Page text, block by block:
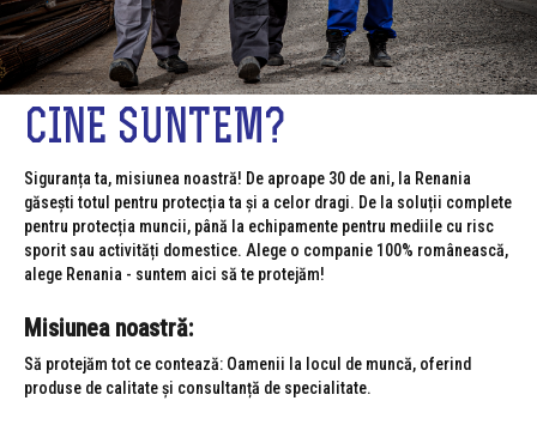
CINE SUNTEM?
Siguranța ta, misiunea noastră! De aproape 30 de ani, la Renania
găsești totul pentru protecția ta și a celor dragi. De la soluții complete
pentru protecția muncii, până la echipamente pentru mediile cu risc
sporit sau activități domestice. Alege o companie 100% românească,
alege Renania - suntem aici să te protejăm!
Misiunea noastră:
Să protejăm tot ce contează: Oamenii la locul de muncă, oferind
produse de calitate și consultanță de specialitate.